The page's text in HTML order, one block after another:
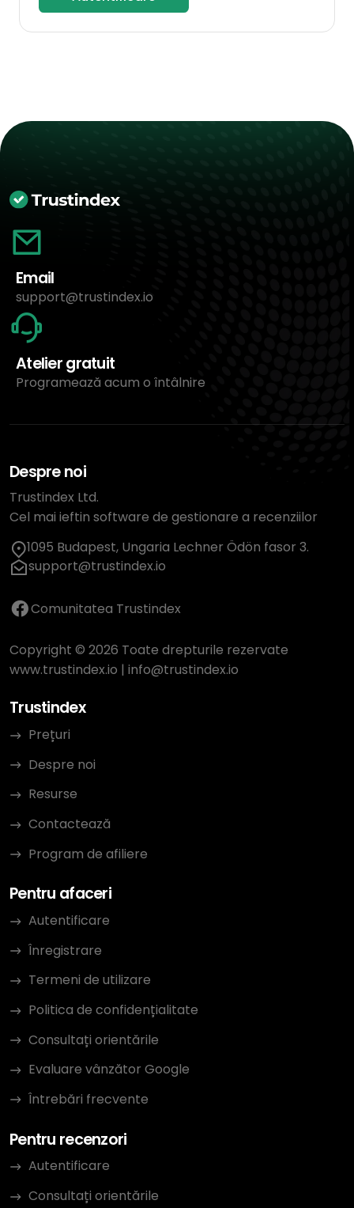
Email
support@trustindex.io
Atelier gratuit
Programează acum o întâlnire
Despre noi
Trustindex Ltd.
Cel mai ieftin software de gestionare a recenziilor
1095 Budapest, Ungaria Lechner Ödön fasor 3.
support@trustindex.io
Comunitatea Trustindex
Copyright © 2026 Toate drepturile rezervate
www.trustindex.io | info@trustindex.io
Trustindex
Prețuri
Despre noi
Resurse
Contactează
Program de afiliere
Pentru afaceri
Autentificare
Înregistrare
Termeni de utilizare
Politica de confidențialitate
Consultați orientările
Evaluare vânzător Google
Întrebări frecvente
Pentru recenzori
Autentificare
Consultați orientările